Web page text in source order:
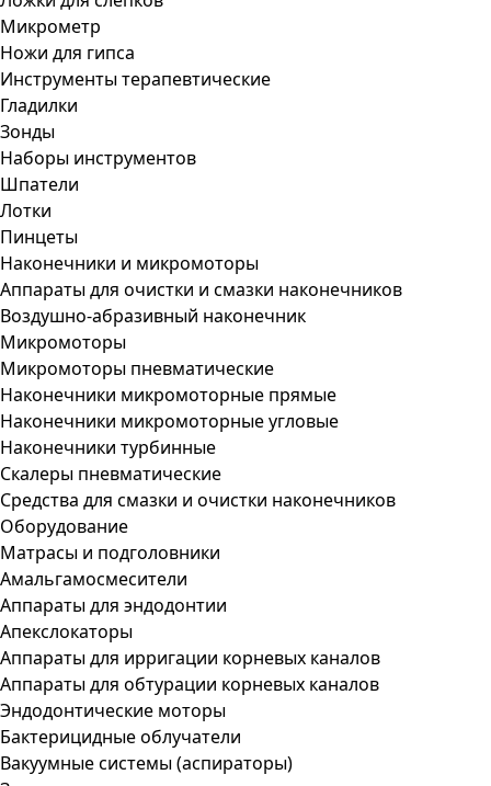
Микрометр
Ножи для гипса
Инструменты терапевтические
Гладилки
Зонды
Наборы инструментов
Шпатели
Лотки
Пинцеты
Наконечники и микромоторы
Аппараты для очистки и смазки наконечников
Воздушно-абразивный наконечник
Микромоторы
Микромоторы пневматические
Наконечники микромоторные прямые
Наконечники микромоторные угловые
Наконечники турбинные
Скалеры пневматические
Средства для смазки и очистки наконечников
Оборудование
Матрасы и подголовники
Амальгамосмесители
Аппараты для эндодонтии
Апекслокаторы
Аппараты для ирригации корневых каналов
Аппараты для обтурации корневых каналов
Эндодонтические моторы
Бактерицидные облучатели
Вакуумные системы (аспираторы)